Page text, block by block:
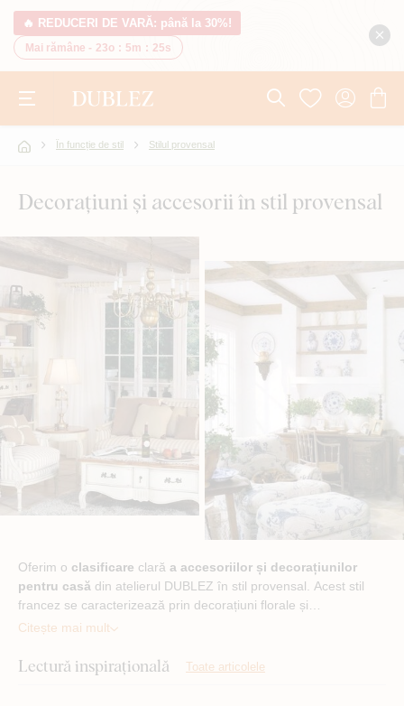
🔥 REDUCERI DE VARĂ: până la 30%!
Mai rămâne - 23o : 5m : 24s
În funcție de stil Stilul provensal
Decorațiuni și accesorii în stil provensal
Oferim o clasificare clară a accesoriilor și decorațiunilor
pentru casă din atelierul DUBLEZ în stil provensal. Acest stil
francez se caracterizează prin decorațiuni florale și…
Citește mai mult
Lectură inspirațională Toate articolele